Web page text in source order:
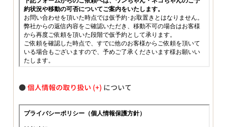
●個人情報の取り扱い について